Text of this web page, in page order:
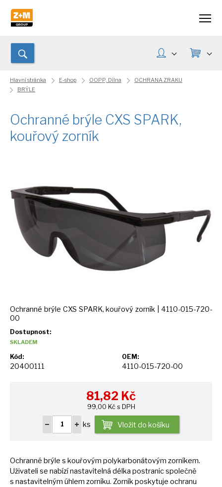
Hlavní stránka E-shop OOPP, Dílna
OCHRANA ZRAKU
BRÝLE
Ochranné brýle CXS SPARK,
kouřový zorník
Ochranné brýle CXS SPARK, kouřový zorník | 4110-015-720-
00
Dostupnost:
SKLADEM
Kód:
20400111
OEM:
4110-015-720-00
81,82 Kč
99,00 Kč s DPH
ks Vložit do košíku
Ochranné brýle s kouřovým polykarbonátovým zorníkem.
Uživateli se nabízí nastavitelná délka postranic společně
s nastavitelným úhlem zorníku. Zorník poskytuje ochranu